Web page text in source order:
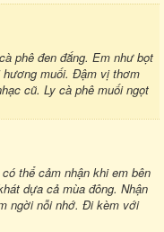
phê đen đắng. Em như bọt
muối. Đậm vị thơm
cũ. Ly cà phê muối ngọt
thể cảm nhận khi em bên
dựa cả mùa đông. Nhận
ngời nỗi nhớ. Đi kèm với